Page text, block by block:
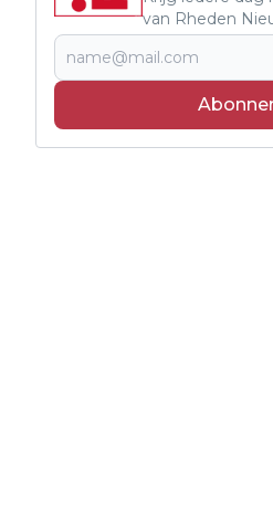
van Rheden